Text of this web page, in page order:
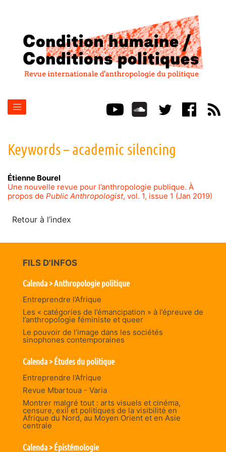
Keywords – academic silencing
Étienne Bourel
Une nouvelle revue pour l’anthropologie publique. À
propos de Public Anthropologist, vol. 1, issue 1 (Jan 2019)
Retour à l’index
FILS D'INFOS
Calenda > Anthropologie politique
Entreprendre l’Afrique
Les « catégories de l’émancipation » à l’épreuve de
l’anthropologie féministe et queer
Le pouvoir de l’image dans les sociétés
sinophones contemporaines
Calenda > Études du politique
Entreprendre l’Afrique
Revue Mbartoua - Varia
Montrer malgré tout : arts visuels et cinéma,
censure, exil et politiques de la visibilité en
Afrique du Nord, au Moyen Orient et en Asie
centrale
Calenda > Épistémologie